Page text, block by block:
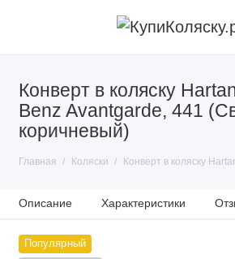
Конверт в коляску
Benz Avantgarde, 441
коричневый)
Главная Коляски Конверт в коляску
Описание Характеристики
Популярный